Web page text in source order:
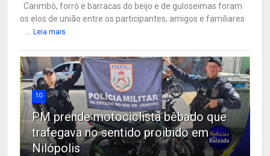
Carimbó, forró e barracas do beijo e de guloseimas foram
os elos de união entre os participantes, amigos e familiares
Leia mais
10
PM prende motociclista bêbado que
trafegava no sentido proibido em
Nilópolis